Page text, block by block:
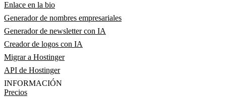
Enlace en la bio
Generador de nombres empresariales
Generador de newsletter con IA
Creador de logos con IA
Migrar a Hostinger
API de Hostinger
INFORMACIÓN
Precios